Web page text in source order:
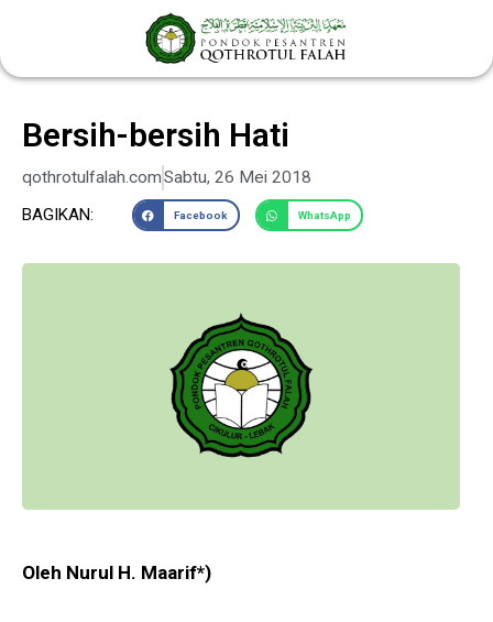
konten
Bersih-bersih Hati
qothrotulfalah.comSabtu, 26 Mei 2018
BAGIKAN:
Facebook WhatsApp
Oleh Nurul H. Maarif*)